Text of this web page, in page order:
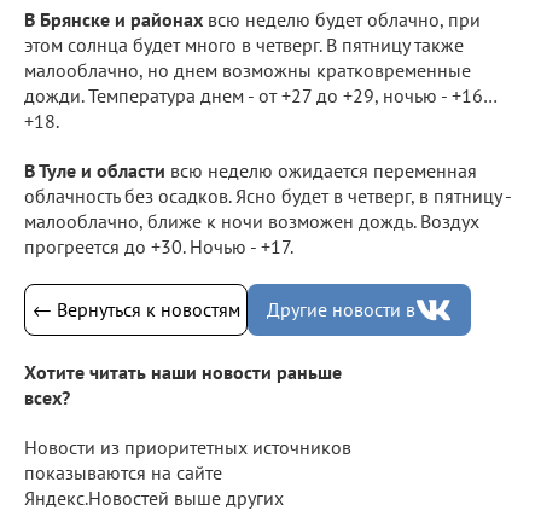
В Брянске и районах всю неделю будет облачно, при
этом солнца будет много в четверг. В пятницу также
малооблачно, но днем возможны кратковременные
дожди. Температура днем - от +27 до +29, ночью - +16…
+18.
В Туле и области всю неделю ожидается переменная
облачность без осадков. Ясно будет в четверг, в пятницу -
малооблачно, ближе к ночи возможен дождь. Воздух
прогреется до +30. Ночью - +17.
← Вернуться к новостям Другие новости в
Хотите читать наши новости раньше
всех?
Новости из приоритетных источников
показываются на сайте
Яндекс.Новостей выше других